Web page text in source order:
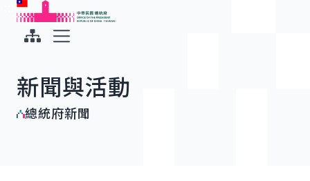
跳到主要內容
中華民國總統府
新聞與活動
總統府新聞